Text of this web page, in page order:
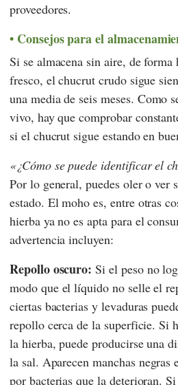
proveedores.
Consejos para el
Si se almacena sin aire, de
fresco, el chucrut crudo sigue
una media de seis meses. Como
vivo, hay que comprobar
si el chucrut sigue estando en
¿Cómo se puede identificar el
Por lo general, puedes oler o ver
estado. El moho es, entre otras
hierba ya no es apta para el
advertencia incluyen:
Repollo oscuro: Si el peso no
modo que el líquido no selle el
ciertas bacterias y levaduras
repollo cerca de la superficie. Si
la hierba, puede producirse una
la sal. Aparecen manchas negras
por bacterias que la deterioran.